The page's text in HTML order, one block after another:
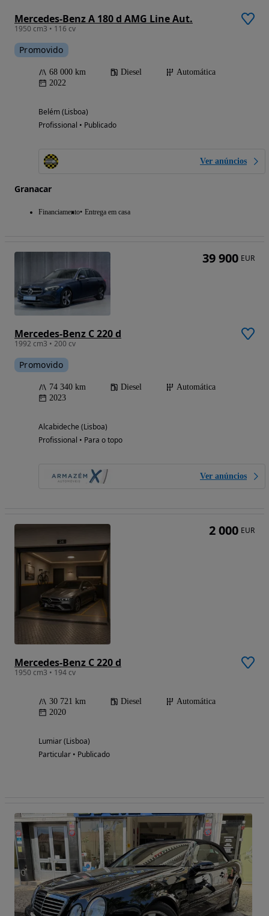
Mercedes-Benz A 180 d AMG Line Aut.
1950 cm3 • 116 cv
Promovido
68 000 km Diesel
Automática
2022
Belém (Lisboa)
Profissional • Publicado
Ver anúncios
Granacar
Financiamento Entrega em casa
Mercedes-Benz C 220 d
1992 cm3 • 200 cv
Promovido
74 340 km Diesel
Automática
2023
Alcabideche (Lisboa)
Profissional • Para o topo
Ver anúncios
39 900 EUR
Mercedes-Benz C 220 d
1950 cm3 • 194 cv
30 721 km Diesel
Automática
2020
Lumiar (Lisboa)
Particular • Publicado
2 000 EUR